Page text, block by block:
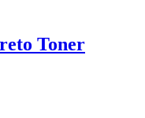
Toner